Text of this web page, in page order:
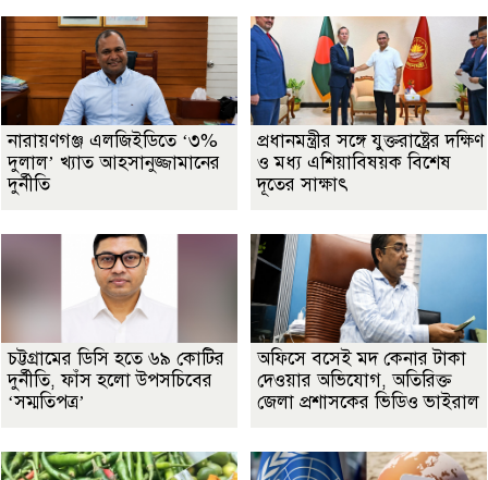
নারায়ণগঞ্জ এলজিইডিতে ‘৩%
দুলাল’ খ্যাত আহসানুজ্জামানের
দুর্নীতি
প্রধানমন্ত্রীর সঙ্গে যুক্তরাষ্ট্রের দক্ষিণ
ও মধ্য এশিয়াবিষয়ক বিশেষ
দূতের সাক্ষাৎ
চট্টগ্রামের ডিসি হতে ৬৯ কোটির
দুর্নীতি, ফাঁস হলো উপসচিবের
‘সম্মতিপত্র’
অফিসে বসেই মদ কেনার টাকা
দেওয়ার অভিযোগ, অতিরিক্ত
জেলা প্রশাসকের ভিডিও ভাইরাল